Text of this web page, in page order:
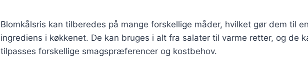
Blomkålsris kan tilberedes på mange forskellige måder, hvilket gør dem til
ingrediens i køkkenet. De kan bruges i alt fra salater til varme retter, og de
tilpasses forskellige smagspræferencer og kostbehov.